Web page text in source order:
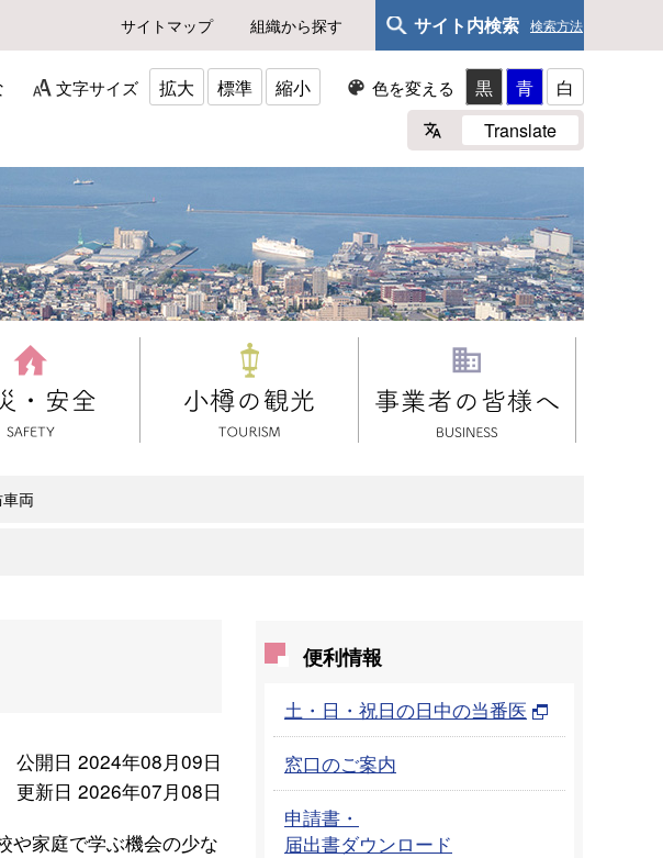
サイトマップ 組織から探す サイト内検索 検索方法
文字サイズ 拡大 標準 縮小 色を変える 黒 青
白
Translate
両
公開日 2024年08月09日
更新日 2026年07月08日
家庭で学ぶ機会の少な
便利情報
土・日・祝日の日中の当番医
窓口のご案内
申請書・
届出書ダウンロード